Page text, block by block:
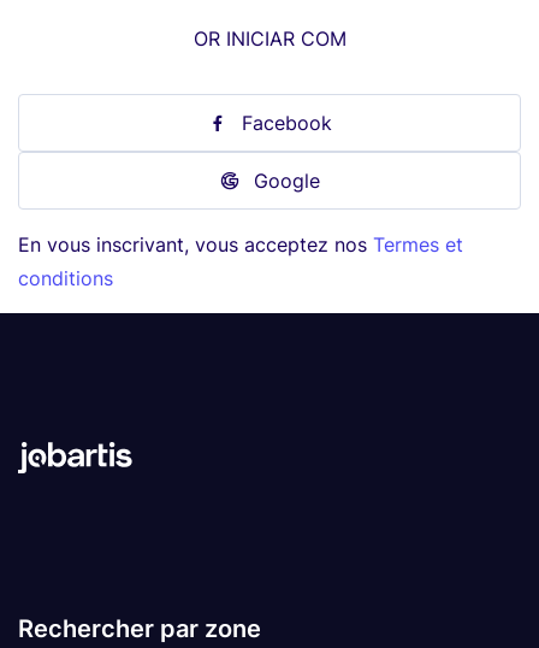
OR INICIAR COM
Facebook
Google
En vous inscrivant, vous acceptez nos Termes et
conditions
Rechercher par zone